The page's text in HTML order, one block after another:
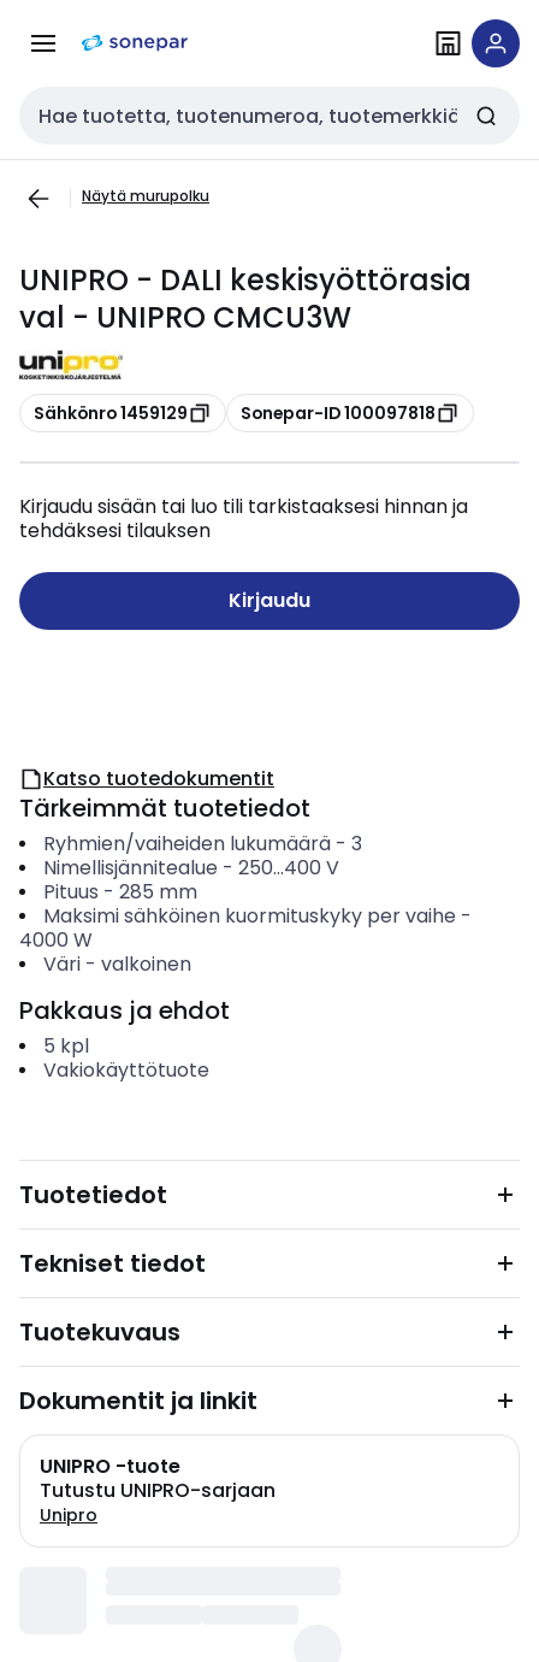
navigointiinsisältöön
Haku
Näytä murupolku
UNIPRO - DALI keskisyöttörasia
val - UNIPRO CMCU3W
Kopioi
Sähkönro 1459129 Kopioi
Sonepar-ID 100097818
Kirjaudu sisään tai luo tili tarkistaaksesi hinnan ja
tehdäksesi tilauksen
Kirjaudu
Katso tuotedokumentit
Tärkeimmät tuotetiedot
Ryhmien/vaiheiden lukumäärä- 3
Nimellisjännitealue - 250...400 V
Pituus - 285 mm
Maksimi sähköinen kuormituskyky per vaihe -
4000 W
Väri- valkoinen
Pakkaus ja ehdot
5 kpl
Vakiokäyttötuote
Tuotetiedot
Tekniset tiedot
Tuotekuvaus
Dokumentit ja linkit
UNIPRO -tuote
Tutustu UNIPRO-sarjaan
Unipro